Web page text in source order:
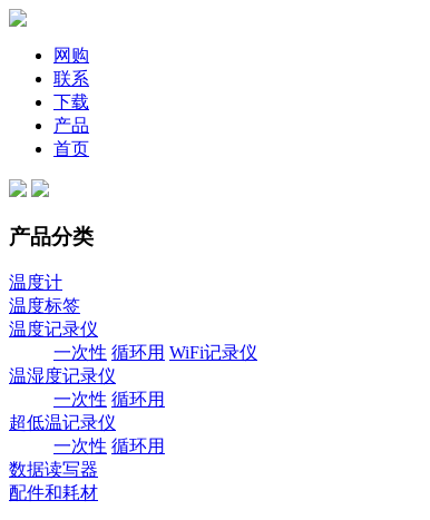
网购
联系
下载
产品
首页
产品分类
温度计
温度标签
温度记录仪
一次性 循环用 WiFi记录仪
温湿度记录仪
一次性 循环用
超低温记录仪
一次性 循环用
数据读写器
配件和耗材